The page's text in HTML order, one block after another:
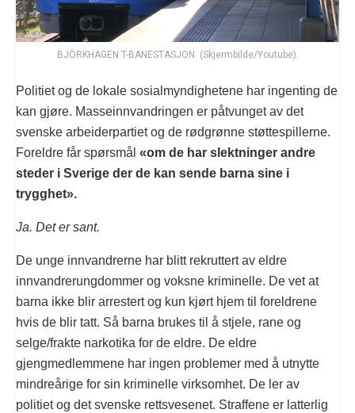
BJÖRKHAGEN T-BANESTASJON. (Skjermbilde/Youtube).
Politiet og de lokale sosialmyndighetene har ingenting de
kan gjøre. Masseinnvandringen er påtvunget av det
svenske arbeiderpartiet og de rødgrønne støttespillerne.
Foreldre får spørsmål «om de har slektninger andre
steder i Sverige der de kan sende barna sine i
trygghet».
Ja. Det er sant.
De unge innvandrerne har blitt rekruttert av eldre
innvandrerungdommer og voksne kriminelle. De vet at
barna ikke blir arrestert og kun kjørt hjem til foreldrene
hvis de blir tatt. Så barna brukes til å stjele, rane og
selge/frakte narkotika for de eldre. De eldre
gjengmedlemmene har ingen problemer med å utnytte
mindreårige for sin kriminelle virksomhet. De ler av
politiet og det svenske rettsvesenet. Straffene er latterlig